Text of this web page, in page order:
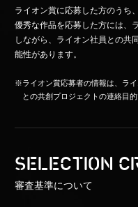
ライオン賞に応募した方のうち
優秀な作品を応募した方には、
しながら、ライオン社員との共
能性があります。
※ライオン賞応募者の情報は、ラ
との共創プロジェクトの連絡目的
SELECTION
審査基準について